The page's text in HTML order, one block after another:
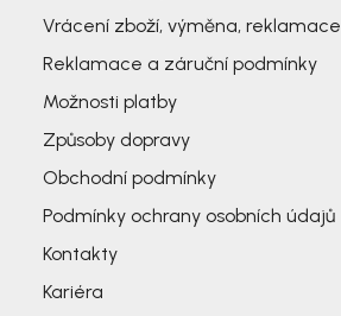
Vrácení zboží, výměna, reklamace
Reklamace a záruční podmínky
Možnosti platby
Způsoby dopravy
Obchodní podmínky
Podmínky ochrany osobních údajů
Kontakty
Kariéra